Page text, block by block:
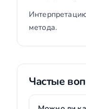
метода.
Частые